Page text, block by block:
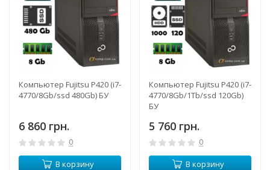
Компьютер Fujitsu P420 (i7-
4770/8Gb/ssd 480Gb) БУ
6 860 грн.
0
В корзину
Компьютер Fujitsu P420 (i7-
4770/8Gb/1Tb/ssd 120Gb)
БУ
5 760 грн.
0
В корзину